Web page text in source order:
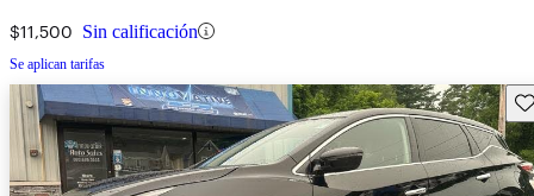
$11,500 Sin calificación
Se aplican tarifas